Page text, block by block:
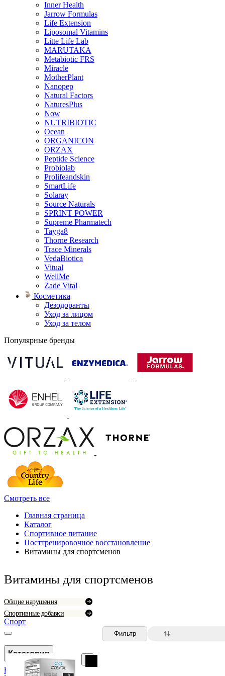
Inner Health
Jarrow Formulas
Life Extension
Liposomal Vitamins
Litte Life Lab
MARUTAKA
Metabiotic FRS
Miracle
MotherPlant
Nanopep
Natural Factors
NaturesPlus
Now
NUTRIBIOTIC
Ocean
ORGANICON
ORZAX
Peptide Science
Probiolab
Prolifeandskin
SmartLife
Solaray
Source Naturals
SPRINT POWER
Supreme Pharmatech
Tayga8
Thorne Research
Trace Minerals
VedaBiotica
Vitual
WellMe
Zade Vital
Косметика
Дезодоранты
Уход за лицом
Уход за телом
Популярные бренды
Смотреть все
Главная страница
Каталог
Спортивное питание
Посттренировочное восстановление
Витамины для спортсменов
Витамины для спортсменов
Общие нарушения
Спортивные добавки
Спорт
Категория
Витамины для спортсменов
Фильтр
0